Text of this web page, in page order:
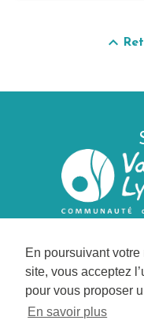
En poursuivant
site, vous acceptez
pour vous proposer
En savoir plus
keyboard_arrow_up